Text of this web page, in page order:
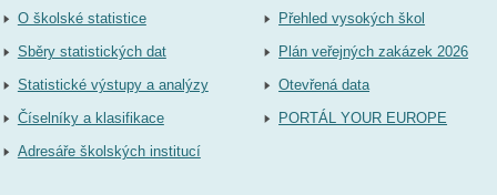
O školské statistice
Sběry statistických dat
Statistické výstupy a analýzy
Číselníky a klasifikace
Adresáře školských institucí
Přehled vysokých škol
Plán veřejných zakázek 2026
Otevřená data
PORTÁL YOUR EUROPE